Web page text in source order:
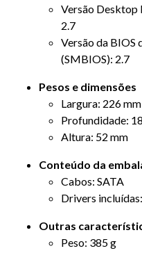
Versão
2.7
Versão da BIOS
(SMBIOS): 2.7
Pesos e dimensões
Largura: 226 mm
Profundidade:
Altura: 52 mm
Conteúdo da
Cabos: SATA
Drivers
Outras
Peso: 385 g